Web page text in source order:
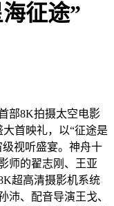
征途”
部8K拍摄太空电影
大首映礼，以“征途是
视听盛宴。神舟十
师的翟志刚、王亚
超高清摄影机系统
沛、配音导演王戈、